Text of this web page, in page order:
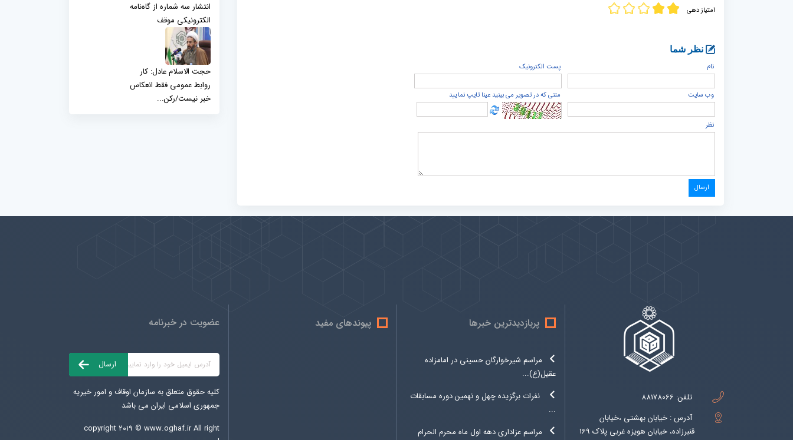
امتیاز دهی
نظر شما
نام
پست الكترونيک
وب سایت متنی که در تصویر می بینید عینا تایپ نمایید
نظر
انتشار سه شماره از گاه‌نامه
الکترونیکی موقف
حجت الاسلام عادل: کار
روابط عمومی فقط انعکاس
خبر نیست/رکن...
تلفن: 88178066
آدرس : خیابان بهشتی ،خیابان
قنبرزاده، خیابان هویزه غربی پلاک 169
پربازدیدترین خبرها
مراسم شیرخوارگان حسینی در امامزاده
عقیل(ع)...
نفرات برگزیده چهل و نهمین دوره مسابقات
...
مراسم عزاداری دهه اول ماه محرم الحرام
پیوندهای مفید عضویت در خبرنامه
کلیه حقوق متعلق به سازمان اوقاف و امور خیریه
جمهوری اسلامی ایران می باشد
copyright ۲۰۱۹ © www.oghaf.irAll right